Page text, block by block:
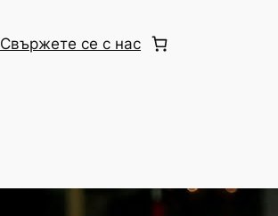
Свържете се с нас